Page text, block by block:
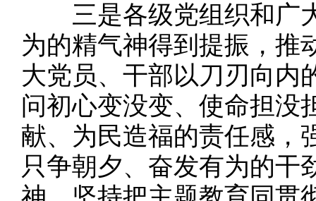
三是各级党组织和广
为的精气神得到提振，推
大党员、干部以刀刃向内
问初心变没变、使命担没
献、为民造福的责任感，
只争朝夕、奋发有为的干